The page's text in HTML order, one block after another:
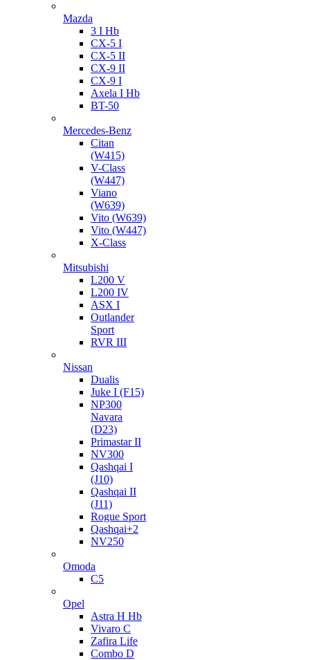
Mazda
3 I Hb
CX-5 I
CX-5 II
CX-9 II
CX-9 I
Axela I Hb
BT-50
Mercedes-Benz
Citan
(W415)
V-Class
(W447)
Viano
(W639)
Vito (W639)
Vito (W447)
X-Class
Mitsubishi
L200 V
L200 IV
ASX I
Outlander
Sport
RVR III
Nissan
Dualis
Juke I (F15)
NP300
Navara
(D23)
Primastar II
NV300
Qashqai I
(J10)
Qashqai II
(J11)
Rogue Sport
Qashqai+2
NV250
Omoda
C5
Opel
Astra H Hb
Vivaro C
Zafira Life
Combo D